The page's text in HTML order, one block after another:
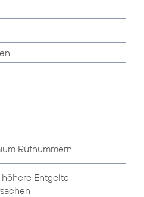
Rufnummern
höhere Entgelte